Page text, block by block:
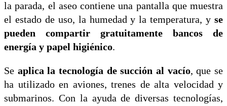
la parada, el aseo contiene una pantalla que muestra
el estado de uso, la humedad y la temperatura, y se
pueden compartir gratuitamente bancos de
energía y papel higiénico.
Se aplica la tecnología de succión al vacío, que se
ha utilizado en aviones, trenes de alta velocidad y
submarinos. Con la ayuda de diversas tecnologías,